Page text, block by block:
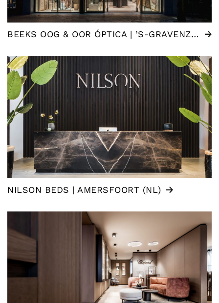
BEEKS OOG & OOR ÓPTICA | ’S-GRAVENZANDE (NL)
NILSON BEDS | AMERSFOORT (NL)